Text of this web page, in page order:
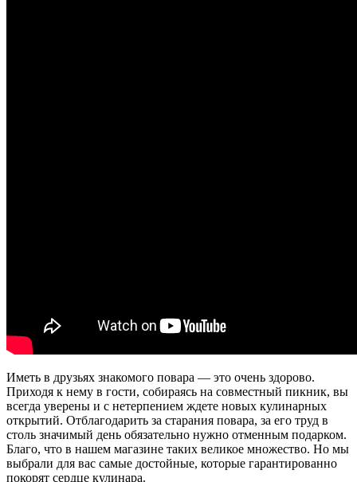
Иметь в друзьях знакомого повара — это очень здорово.
Приходя к нему в гости, собираясь на совместный пикник, вы
всегда уверены и с нетерпением ждете новых кулинарных
открытий. Отблагодарить за старания повара, за его труд в
столь значимый день обязательно нужно отменным подарком.
Благо, что в нашем магазине таких великое множество. Но мы
выбрали для вас самые достойные, которые гарантированно
покорят сердце кулинара.